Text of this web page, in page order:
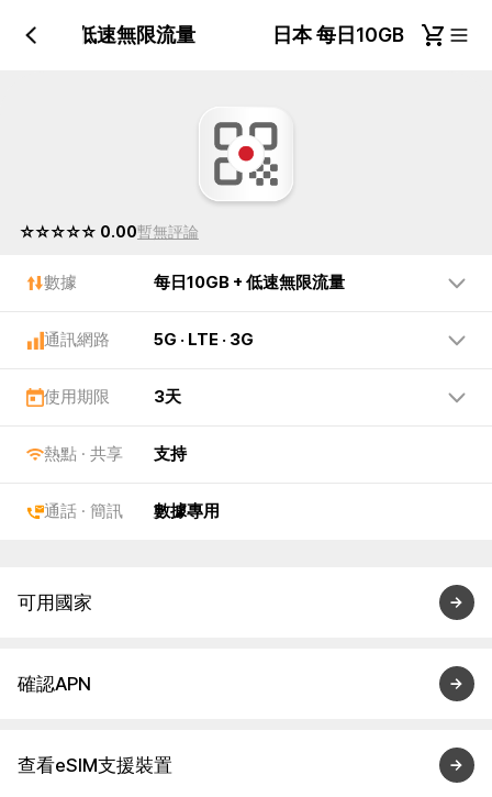
+ 低速無限流量 日本 每日10GB + 低速
☆☆☆☆☆ 0.00暫無評論
數據 每日10GB + 低速無限流量
通訊網路 5G · LTE · 3G
使用期限 3天
熱點 · 共享 支持
通話 · 簡訊 數據專用
可用國家
確認APN
查看eSIM支援裝置